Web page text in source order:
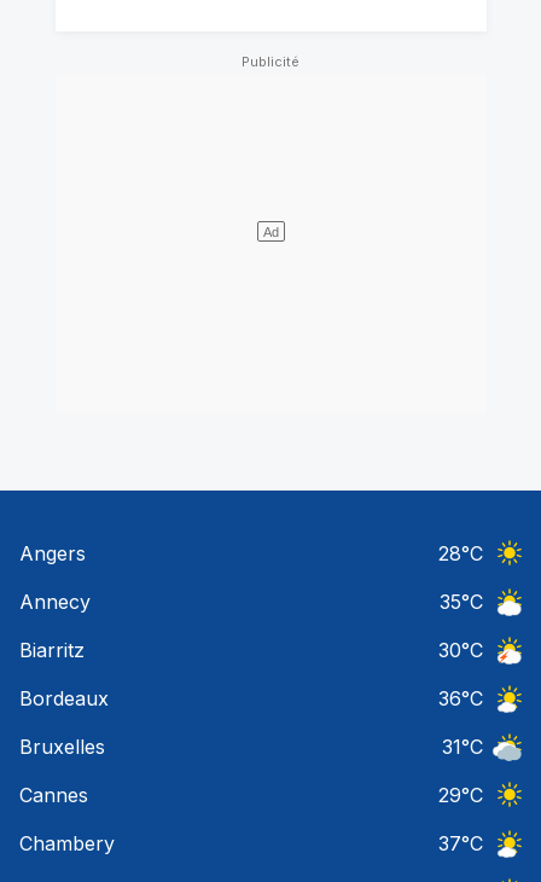
Angers 28°C
Annecy
35°C
Biarritz
30°C
Bordeaux
36°C
Bruxelles
31°C
Cannes
29°C
Chambery
37°C